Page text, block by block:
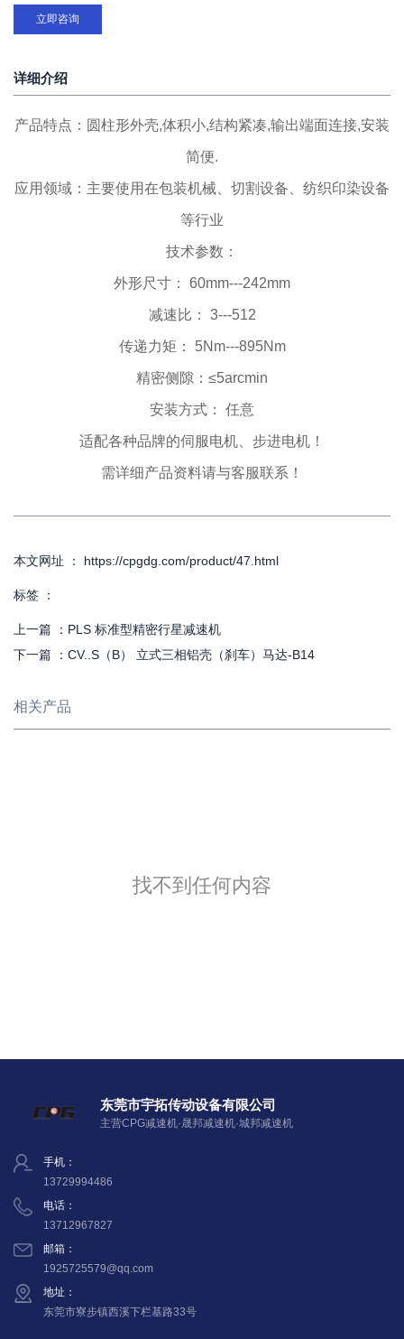
立即咨询
详细介绍
产品特点：圆柱形外壳,体积小,结构紧凑,输出端面连接,安装
简便.
应用领域：主要使用在包装机械、切割设备、纺织印染设备
等行业
技术参数：
外形尺寸： 60mm---242mm
减速比： 3---512
传递力矩： 5Nm---895Nm
精密侧隙：≤5arcmin
安装方式： 任意
适配各种品牌的伺服电机、步进电机！
需详细产品资料请与客服联系！
本文网址 ： https://cpgdg.com/product/47.html
标签 ：
上一篇 ： PLS 标准型精密行星减速机
下一篇 ： CV..S（B） 立式三相铝壳（刹车）马达-B14
相关产品
找不到任何内容
东莞市宇拓传动设备有限公司
主营CPG减速机·晟邦减速机·城邦减速机
手机：
13729994486
电话：
13712967827
邮箱：
1925725579@qq.com
地址：
东莞市寮步镇西溪下栏基路33号